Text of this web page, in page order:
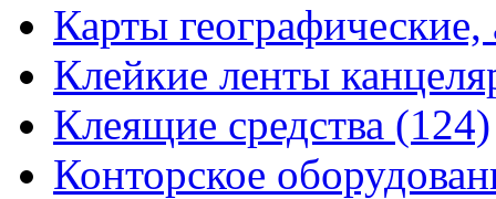
Карты
Клейкие ленты
Клеящие средства (124)
Конторское